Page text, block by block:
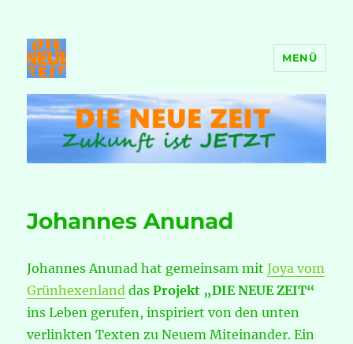
DIE NEUE ZEIT
MENÜ
Johannes Anunad
Johannes Anunad hat gemeinsam mitJoya vom
Grünhexenland dasProjekt „DIE NEUE ZEIT“
ins Leben gerufen, inspiriert von den unten
verlinkten Texten zu Neuem Miteinander. Ein